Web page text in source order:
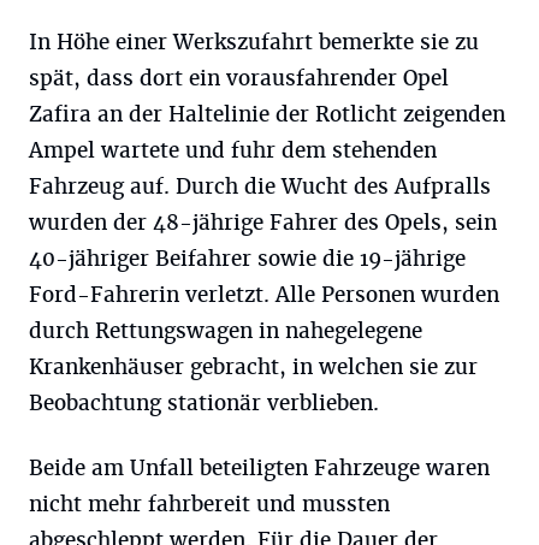
In Höhe einer Werkszufahrt bemerkte sie zu
spät, dass dort ein vorausfahrender Opel
Zafira an der Haltelinie der Rotlicht zeigenden
Ampel wartete und fuhr dem stehenden
Fahrzeug auf. Durch die Wucht des Aufpralls
wurden der 48-jährige Fahrer des Opels, sein
40-jähriger Beifahrer sowie die 19-jährige
Ford-Fahrerin verletzt. Alle Personen wurden
durch Rettungswagen in nahegelegene
Krankenhäuser gebracht, in welchen sie zur
Beobachtung stationär verblieben.
Beide am Unfall beteiligten Fahrzeuge waren
nicht mehr fahrbereit und mussten